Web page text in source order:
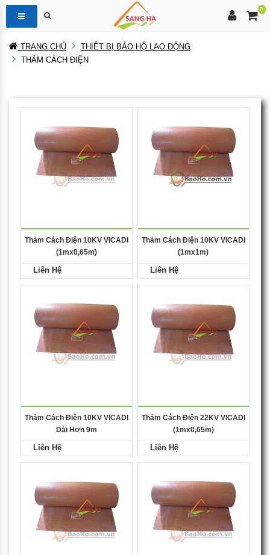
0
TRANG CHỦ
THIẾT BỊ BẢO HỘ LAO ĐỘNG
THẢM CÁCH ĐIỆN
Thảm Cách Điện 10KV VICADI
(1mx0,65m)
Liên Hệ
Thảm Cách Điện 10KV VICADI
(1mx1m)
Liên Hệ
Thảm Cách Điện 10KV VICADI
Dài Hơn 9m
Liên Hệ
Thảm Cách Điện 22KV VICADI
(1mx0,65m)
Liên Hệ